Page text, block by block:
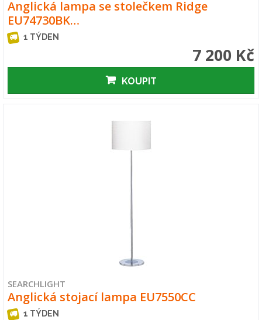
Anglická lampa se stolečkem Ridge
EU74730BK…
1 TÝDEN
7 200 Kč
KOUPIT
SEARCHLIGHT
Anglická stojací lampa EU7550CC
1 TÝDEN